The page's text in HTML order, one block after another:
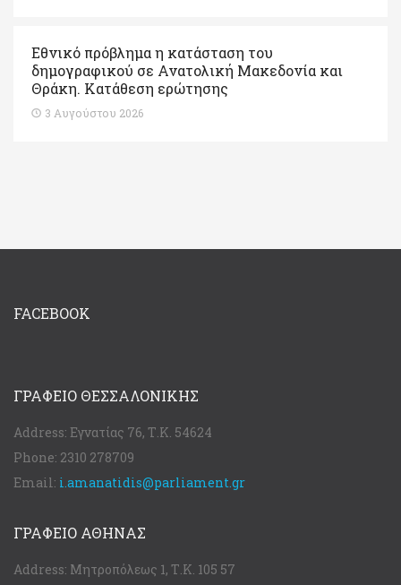
Εθνικό πρόβλημα η κατάσταση του
δημογραφικού σε Ανατολική Μακεδονία και
Θράκη. Κατάθεση ερώτησης
3 Αυγούστου 2026
FACEBOOK
ΓΡΑΦΕΊΟ ΘΕΣΣΑΛΟΝΊΚΗΣ
Address: Εγνατίας 76, Τ.Κ. 54624
Phone: 2310 278709
Email: i.amanatidis@parliament.gr
ΓΡΑΦΕΊΟ ΑΘΉΝΑΣ
Address: Μητροπόλεως 1, Τ.Κ. 105 57